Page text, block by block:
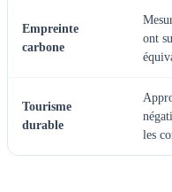
Empreinte
carbone
ont
Tourisme
durable
les